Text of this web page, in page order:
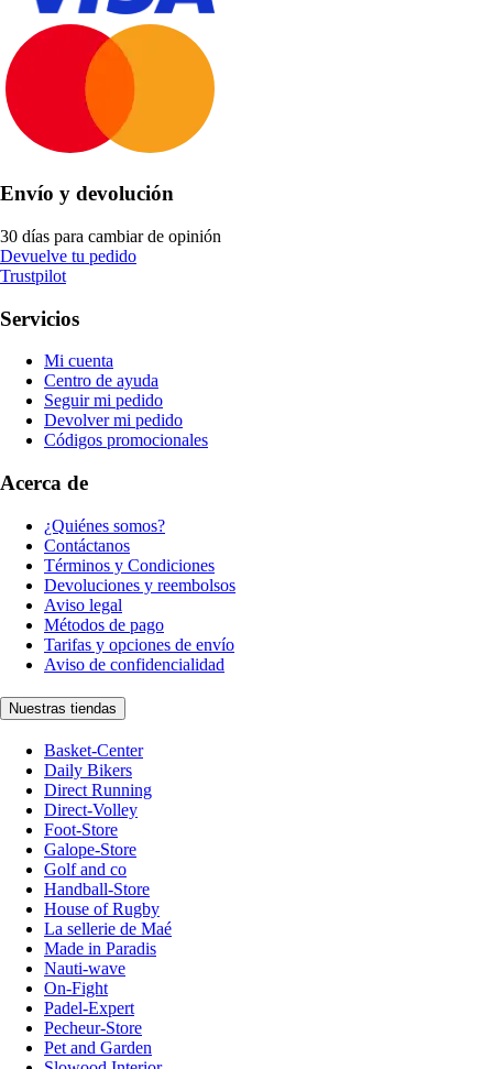
Envío y devolución
30 días para cambiar de opinión
Devuelve tu pedido
Trustpilot
Servicios
Mi cuenta
Centro de ayuda
Seguir mi pedido
Devolver mi pedido
Códigos promocionales
Acerca de
¿Quiénes somos?
Contáctanos
Términos y Condiciones
Devoluciones y reembolsos
Aviso legal
Métodos de pago
Tarifas y opciones de envío
Aviso de confidencialidad
Nuestras tiendas
Basket-Center
Daily Bikers
Direct Running
Direct-Volley
Foot-Store
Galope-Store
Golf and co
Handball-Store
House of Rugby
La sellerie de Maé
Made in Paradis
Nauti-wave
On-Fight
Padel-Expert
Pecheur-Store
Pet and Garden